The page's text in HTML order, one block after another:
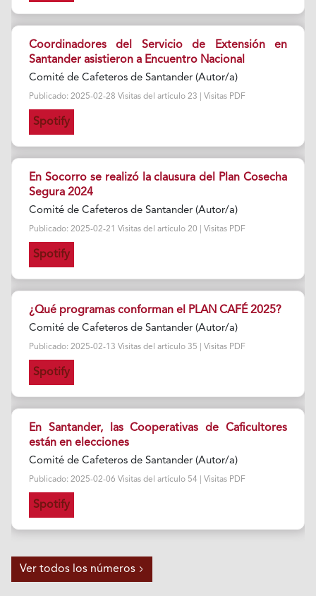
Coordinadores del Servicio de Extensión en
Santander asistieron a Encuentro Nacional
Comité de Cafeteros de Santander (Autor/a)
Publicado: 2025-02-28 Visitas del artículo 23 | Visitas PDF
Spotify
En Socorro se realizó la clausura del Plan Cosecha
Segura 2024
Comité de Cafeteros de Santander (Autor/a)
Publicado: 2025-02-21 Visitas del artículo 20 | Visitas PDF
Spotify
¿Qué programas conforman el PLAN CAFÉ 2025?
Comité de Cafeteros de Santander (Autor/a)
Publicado: 2025-02-13 Visitas del artículo 35 | Visitas PDF
Spotify
En Santander, las Cooperativas de Caficultores
están en elecciones
Comité de Cafeteros de Santander (Autor/a)
Publicado: 2025-02-06 Visitas del artículo 54 | Visitas PDF
Spotify
Ver todos los números